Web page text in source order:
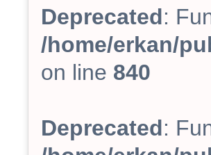
Deprecated:
/home/erkan/
on line 840
Deprecated: